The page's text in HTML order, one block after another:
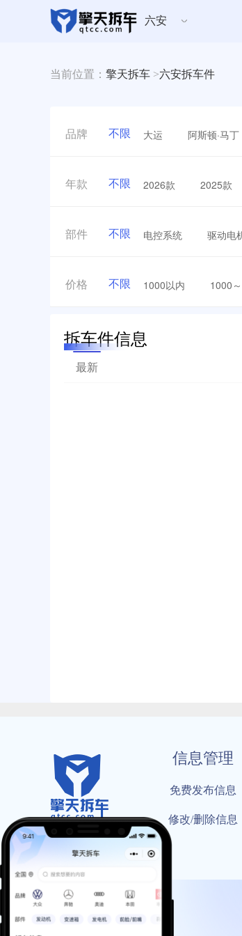
六安
当前位置： 擎天拆车 >六安拆车件
品牌 不限 大运 阿斯顿·马丁
年款 不限 2026款 2025款
部件 不限 电控系统 驱动电
价格 不限 1000以内 1000
拆车件信息
最新
信息管理
免费发布信息
修改/删除信息